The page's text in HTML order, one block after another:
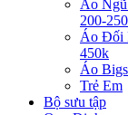
Áo Ngũ
200-
Áo Đối
450k
Áo
Trẻ Em
Bộ sưu tập